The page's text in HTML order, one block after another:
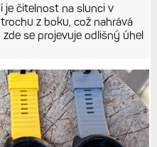
je čitelnost na slunci v
z boku, což nahrává
se projevuje odlišný úhel